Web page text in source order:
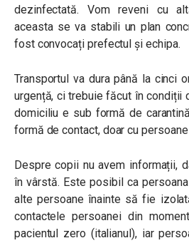
dezinfectată. Vom reveni cu
aceasta se va stabili un plan
fost convocați prefectul și echipa.
Transportul va dura până la cinci
urgență, ci trebuie făcut în condiții
domiciliu e sub formă de
formă de contact, doar cu
Despre copii nu avem informații,
în vârstă. Este posibil ca
alte persoane înainte să fie
contactele persoanei din
pacientul zero (italianul), iar